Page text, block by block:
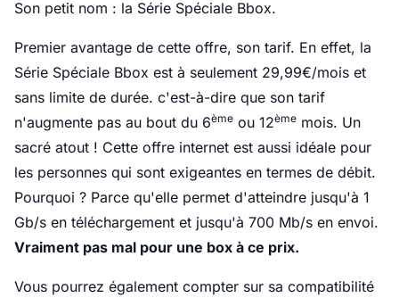
Son petit nom : la Série Spéciale Bbox.
Premier avantage de cette offre, son tarif. En effet, la
Série Spéciale Bbox est à seulement 29,99€/mois et
sans limite de durée. c'est-à-dire que son tarif
n'augmente pas au bout du 6ème ou 12ème mois. Un
sacré atout ! Cette offre internet est aussi idéale pour
les personnes qui sont exigeantes en termes de débit.
Pourquoi ? Parce qu'elle permet d'atteindre jusqu'à 1
Gb/s en téléchargement et jusqu'à 700 Mb/s en envoi.
Vraiment pas mal pour une box à ce prix.
Vous pourrez également compter sur sa compatibilité